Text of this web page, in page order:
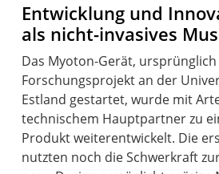
Entwicklung und
als nicht-invasives
Das Myoton-Gerät, ursprünglich
Forschungsprojekt an der
Estland gestartet, wurde mit
technischem Hauptpartner zu
Produkt weiterentwickelt. Die
nutzten noch die Schwerkraft